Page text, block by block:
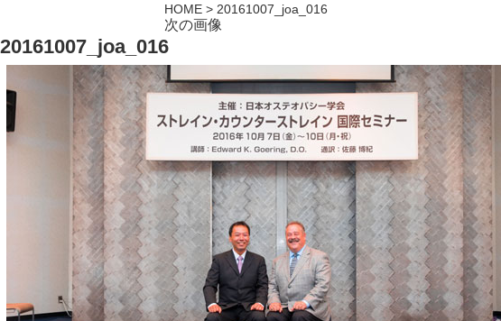
HOME > 20161007_joa_016
次の画像
20161007_joa_016